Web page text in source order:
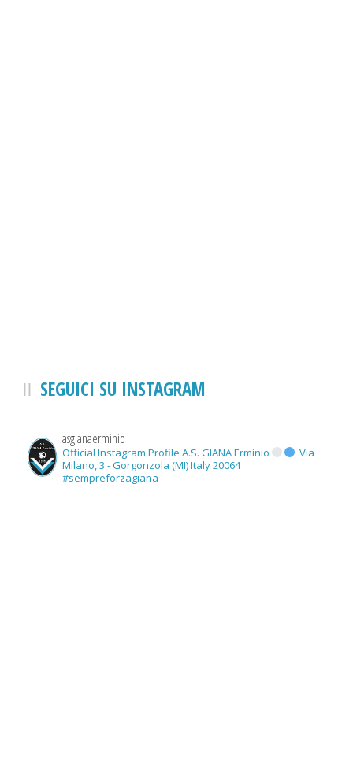
SEGUICI SU INSTAGRAM
asgianaerminio
Official Instagram Profile A.S. GIANA Erminio
Via
Milano, 3 - Gorgonzola (MI) Italy 20064
#sempreforzagiana